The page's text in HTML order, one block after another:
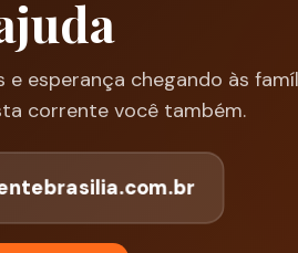
esperança chegando às
corrente você também.